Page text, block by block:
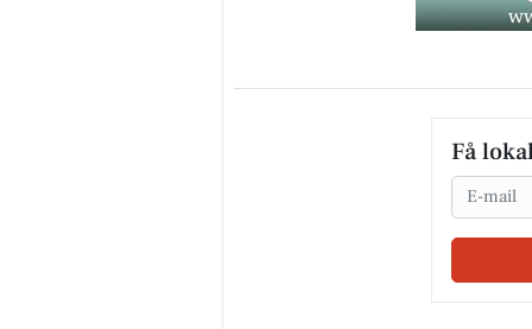
Få
Email